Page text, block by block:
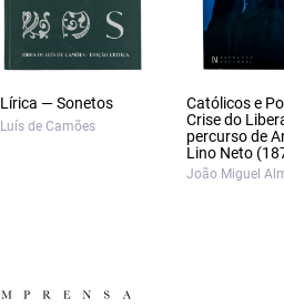
Lírica — Sonetos
Luís de Camões
Católicos e
Crise do
percurso de
Lino Neto
João Miguel